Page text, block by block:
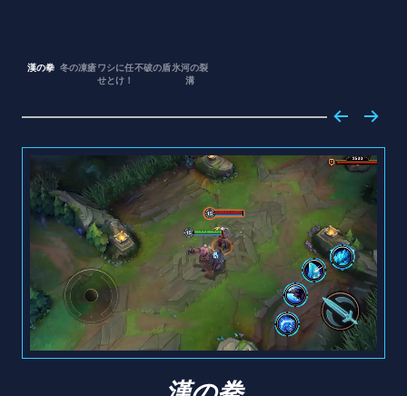
漢の拳 冬の凍瘡 ワシに任
せとけ！
不破の盾氷河の裂
溝